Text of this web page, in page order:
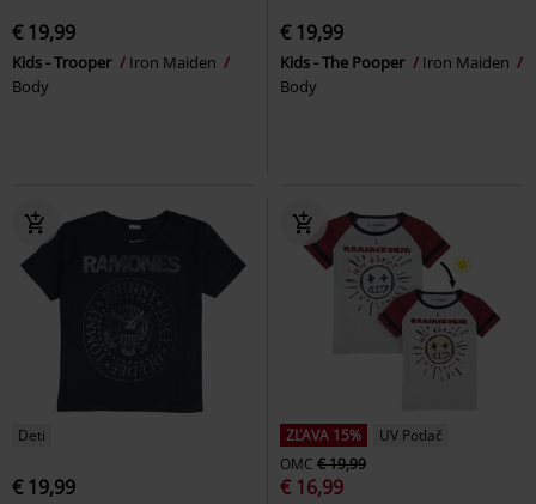
€ 19,99
Kids - Trooper
Iron Maiden
Body
€ 19,99
Kids - The Pooper
Iron Maiden
Body
Deti
€ 19,99
ZĽAVA 15%
UV Potlač
OMC € 19,99
€ 16,99